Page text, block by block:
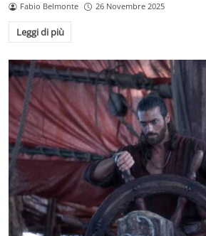
Fabio Belmonte 26 Novembre 2025
Leggi di più